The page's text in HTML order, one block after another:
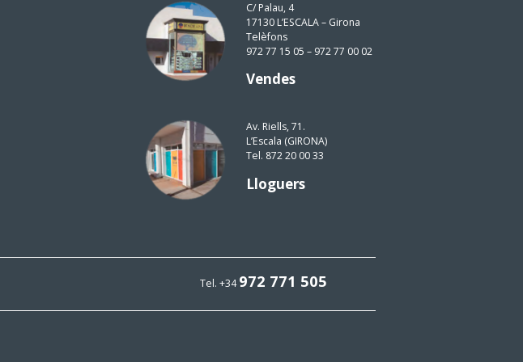
C/ Palau, 4
17130 L’ESCALA – Girona
Telèfons
972 77 15 05 – 972 77 00 02
Vendes
Av. Riells, 71.
L’Escala (GIRONA)
Tel. 872 20 00 33
Lloguers
Tel. +34972 771 505